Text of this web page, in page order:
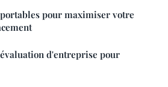
pour maximiser votre
d'entreprise pour